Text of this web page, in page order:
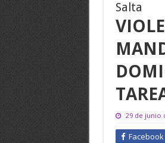
Salta
29 de junio
Facebook